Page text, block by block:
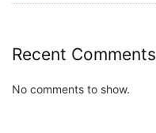
Recent Comments
No comments to show.